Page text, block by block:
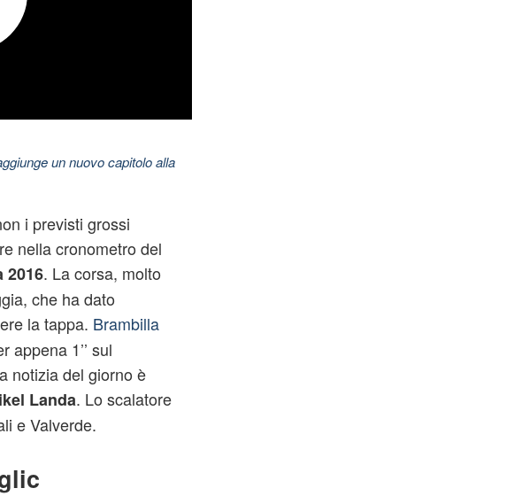
un nuovo capitolo alla
i previsti grossi
nella cronometro del
2016. La corsa, molto
che ha dato
la tappa. Brambilla
appena 1’’ sul
notizia del giorno è
Landa. Lo scalatore
e Valverde.